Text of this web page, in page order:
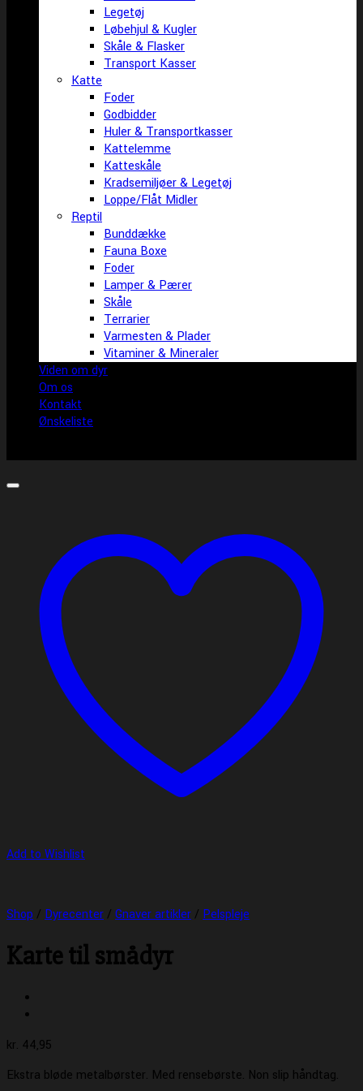
Legetøj
Løbehjul & Kugler
Skåle & Flasker
Transport Kasser
Katte
Foder
Godbidder
Huler & Transportkasser
Kattelemme
Katteskåle
Kradsemiljøer & Legetøj
Loppe/Flåt Midler
Reptil
Bunddække
Fauna Boxe
Foder
Lamper & Pærer
Skåle
Terrarier
Varmesten & Plader
Vitaminer & Mineraler
Viden om dyr
Om os
Kontakt
Ønskeliste
Add to Wishlist
Shop / Dyrecenter / Gnaver artikler / Pelspleje
Karte til smådyr
kr. 44,95
Ekstra bløde metalbørster. Med rensebørste. Non slip håndtag.